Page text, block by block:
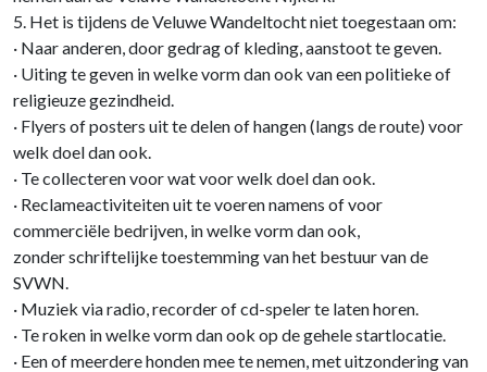
5. Het is tijdens de Veluwe Wandeltocht niet toegestaan om:
· Naar anderen, door gedrag of kleding, aanstoot te geven.
· Uiting te geven in welke vorm dan ook van een politieke of
religieuze gezindheid.
· Flyers of posters uit te delen of hangen (langs de route) voor
welk doel dan ook.
· Te collecteren voor wat voor welk doel dan ook.
· Reclameactiviteiten uit te voeren namens of voor
commerciële bedrijven, in welke vorm dan ook,
zonder schriftelijke toestemming van het bestuur van de
SVWN.
· Muziek via radio, recorder of cd-speler te laten horen.
· Te roken in welke vorm dan ook op de gehele startlocatie.
· Een of meerdere honden mee te nemen, met uitzondering van